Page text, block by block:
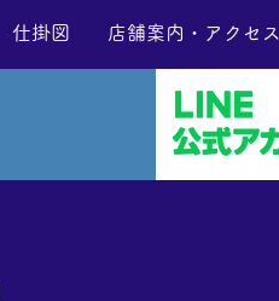
仕掛図 店舗案内・アクセス